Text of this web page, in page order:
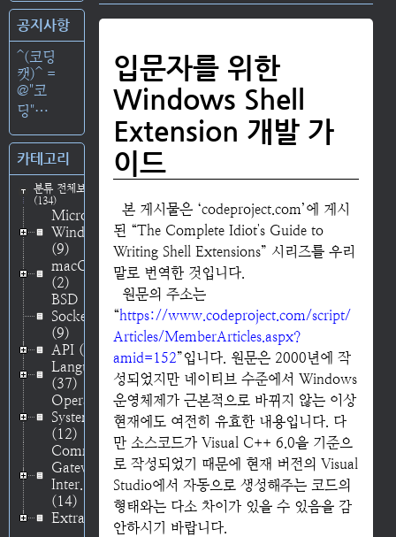
공지사항
^(코딩
캣)^ =
@"코
딩"⋯
카테고리
분류 전체보기
(134)
Microsoft
Windows
(9)
macOS
(2)
BSD
Socket
(9)
API (48)
Language
(37)
Operating
System
(12)
Common
Gateway
Inter..
(14)
Extras
입문자를 위한
Windows Shell
Extension 개발 가
이드
본 게시물은 ‘codeproject.com’에 게시
된 “The Complete Idiot's Guide to
Writing Shell Extensions” 시리즈를 우리
말로 번역한 것입니다.
원문의 주소는
“https://www.codeproject.com/script/
Articles/MemberArticles.aspx?
amid=152”입니다. 원문은 2000년에 작
성되었지만 네이티브 수준에서 Windows
운영체제가 근본적으로 바뀌지 않는 이상
현재에도 여전히 유효한 내용입니다. 다
만 소스코드가 Visual C++ 6.0을 기준으
로 작성되었기 때문에 현재 버전의 Visual
Studio에서 자동으로 생성해주는 코드의
형태와는 다소 차이가 있을 수 있음을 감
안하시기 바랍니다.